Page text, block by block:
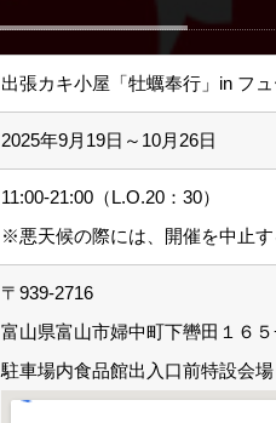
出張カキ小屋「牡蠣奉行」in フ
2025年9月19日～10月26日
11:00-21:00（L.O.20：30）
※悪天候の際には、開催を中止す
〒939-2716
富山県富山市婦中町下轡田１６５
駐車場内食品館出入口前特設会場